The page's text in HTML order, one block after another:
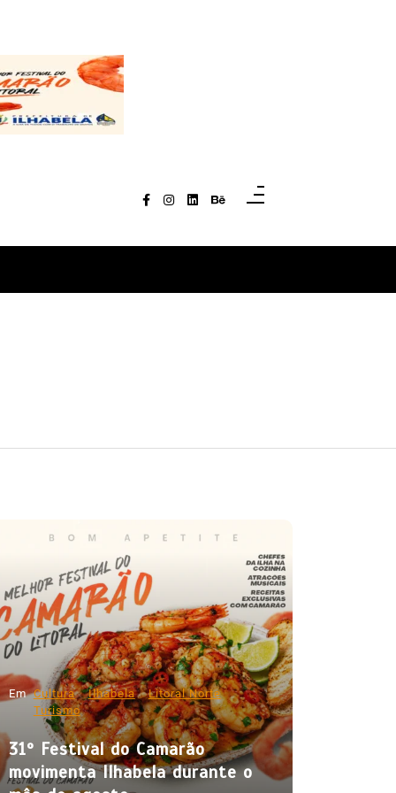
Em Cultura Ilhabela
Litoral Norte
Turismo
31º Festival do Camarão
movimenta Ilhabela durante o